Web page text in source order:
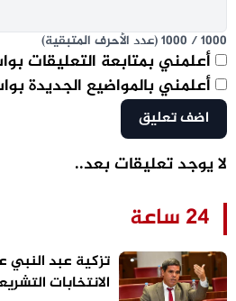
1000
/
1000(عدد الأحرف المتبقية)
أعلمني بمتابعة التعليقات
أعلمني بالمواضيع الجديدة
لا يوجد تعليقات بعد..
24 ساعة
تزكية عبد
الانتخابات